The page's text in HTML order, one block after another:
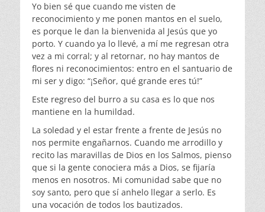
Yo bien sé que cuando me visten de
reconocimiento y me ponen mantos en el suelo,
es porque le dan la bienvenida al Jesús que yo
porto. Y cuando ya lo llevé, a mí me regresan otra
vez a mi corral; y al retornar, no hay mantos de
flores ni reconocimientos: entro en el santuario de
mi ser y digo: “¡Señor, qué grande eres tú!”
Este regreso del burro a su casa es lo que nos
mantiene en la humildad.
La soledad y el estar frente a frente de Jesús no
nos permite engañarnos. Cuando me arrodillo y
recito las maravillas de Dios en los Salmos, pienso
que si la gente conociera más a Dios, se fijaría
menos en nosotros. Mi comunidad sabe que no
soy santo, pero que sí anhelo llegar a serlo. Es
una vocación de todos los bautizados.